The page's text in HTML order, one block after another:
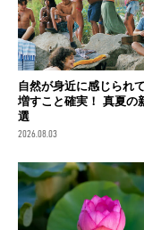
自然が身近に感じられ
増すこと確実！ 真夏の
選
2026.08.03